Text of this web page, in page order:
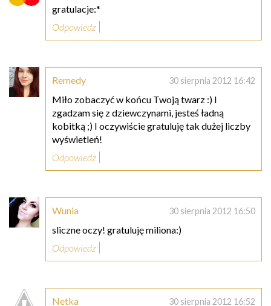
gratulacje:*
Odpowiedz
Remedy 30 sierpnia 2012 16:42
Miło zobaczyć w końcu Twoją twarz :) I
zgadzam się z dziewczynami, jesteś ładną
kobitką ;) I oczywiście gratuluję tak dużej liczby
wyświetleń!
Odpowiedz
Wunia 30 sierpnia 2012 16:50
sliczne oczy! gratuluję miliona:)
Odpowiedz
Netka 30 sierpnia 2012 16:52